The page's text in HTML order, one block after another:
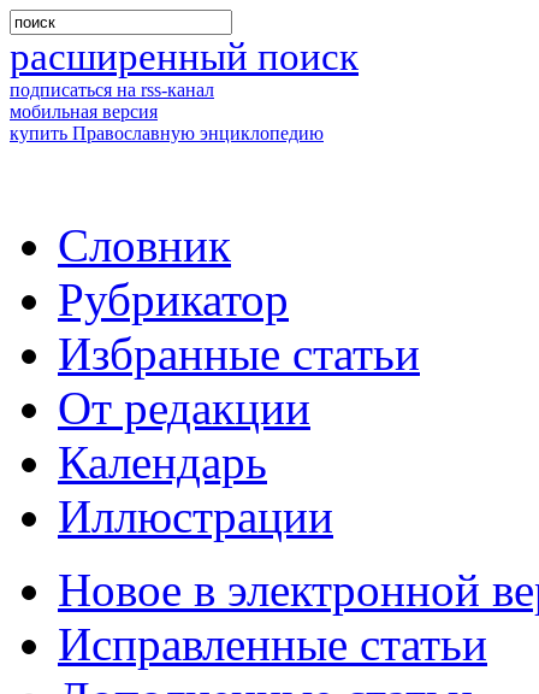
расширенный поиск
подписаться на rss-канал
мобильная версия
купить Православную энциклопедию
Словник
Рубрикатор
Избранные статьи
От редакции
Календарь
Иллюстрации
Новое в электронной
Исправленные статьи